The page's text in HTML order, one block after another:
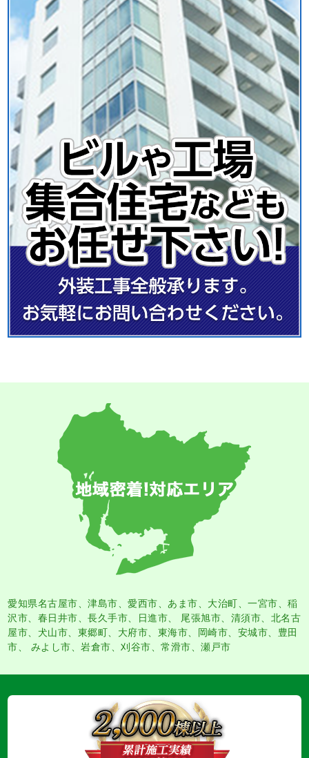
愛知県名古屋市、津島市、愛西市、あま市、大治町、一宮市、稲
沢市、春日井市、長久手市、日進市、 尾張旭市、清須市、北名古
屋市、犬山市、東郷町、大府市、東海市、岡崎市、安城市、豊田
市、 みよし市、岩倉市、刈谷市、常滑市、瀬戸市